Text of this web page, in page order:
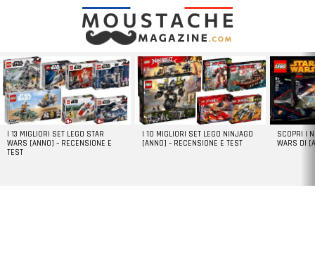
LATEST
STORIES
I 13 MIGLIORI SET LEGO STAR
WARS [ANNO] – RECENSIONE E
TEST
I 10 MIGLIORI SET LEGO NINJAGO
[ANNO] – RECENSIONE E TEST
SCOPRI I
WARS DI